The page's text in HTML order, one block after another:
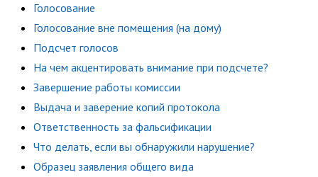
Голосование
Голосование вне помещения (на дому)
Подсчет голосов
На чем акцентировать внимание при подсчете?
Завершение работы комиссии
Выдача и заверение копий протокола
Ответственность за фальсификации
Что делать, если вы обнаружили нарушение?
Образец заявления общего вида